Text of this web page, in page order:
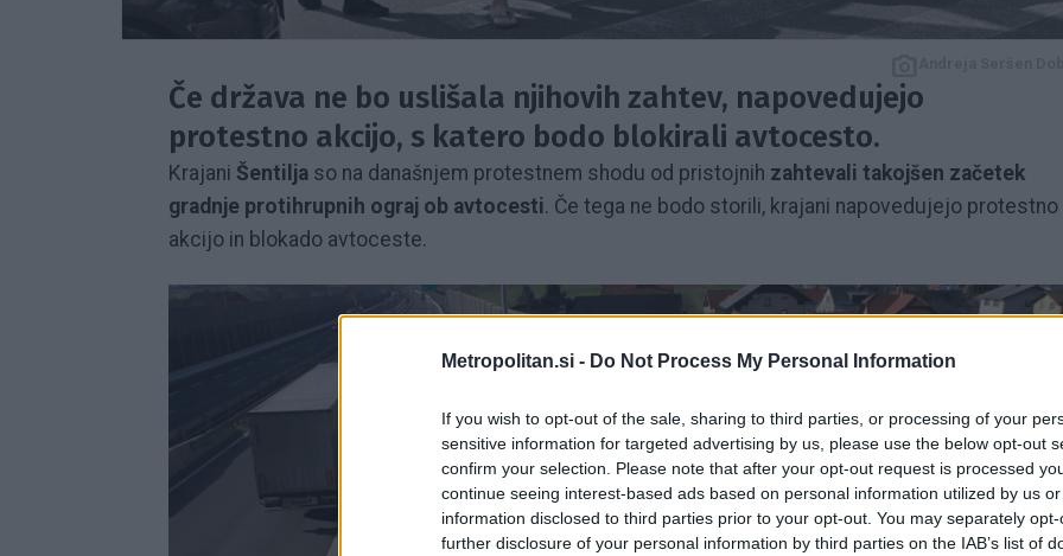
Metropolitan.si - Do Not Process My Personal Information
If you wish to opt-out of the sale, sharing to third parties, or processing of your
sensitive information for targeted advertising by us, please use the below opt-out
confirm your selection. Please note that after your opt-out request is processed
continue seeing interest-based ads based on personal information utilized by us
information disclosed to third parties prior to your opt-out. You may separately
further disclosure of your personal information by third parties on the IAB’s list of
Če država ne bo uslišala njihovih zahtev, napovedujejo
protestno akcijo, s katero bodo blokirali avtocesto.
Krajani Šentilja so na današnjem protestnem shodu od pristojnih zahtevali takojšen začetek
gradnje protihrupnih ograj ob avtocesti. Če tega ne bodo storili, krajani napovedujejo protestno
akcijo in blokado avtoceste.